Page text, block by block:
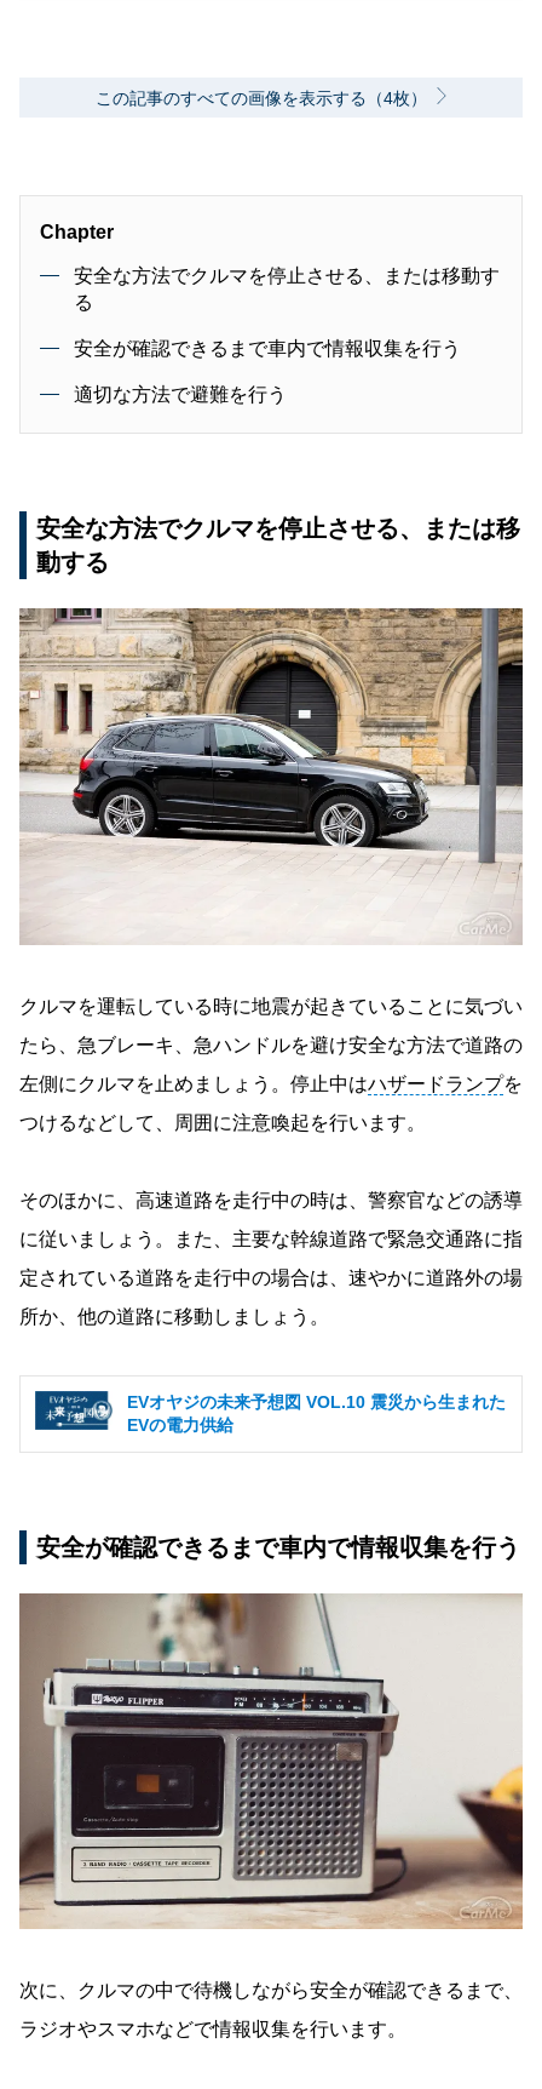
この記事のすべての画像を表示する（4枚）
Chapter
安全な方法でクルマを停止させる、または移動す
る
安全が確認できるまで車内で情報収集を行う
適切な方法で避難を行う
安全な方法でクルマを停止させる、または移
動する
クルマを運転している時に地震が起きていることに気づい
たら、急ブレーキ、急ハンドルを避け安全な方法で道路の
左側にクルマを止めましょう。停止中はハザードランプを
つけるなどして、周囲に注意喚起を行います。
そのほかに、高速道路を走行中の時は、警察官などの誘導
に従いましょう。また、主要な幹線道路で緊急交通路に指
定されている道路を走行中の場合は、速やかに道路外の場
所か、他の道路に移動しましょう。
EVオヤジの未来予想図 VOL.10 震災から生まれた
EVの電力供給
安全が確認できるまで車内で情報収集を行う
次に、クルマの中で待機しながら安全が確認できるまで、
ラジオやスマホなどで情報収集を行います。